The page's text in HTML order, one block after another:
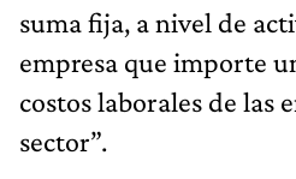
suma fija, a nivel de
empresa que importe
costos laborales de las
sector”.